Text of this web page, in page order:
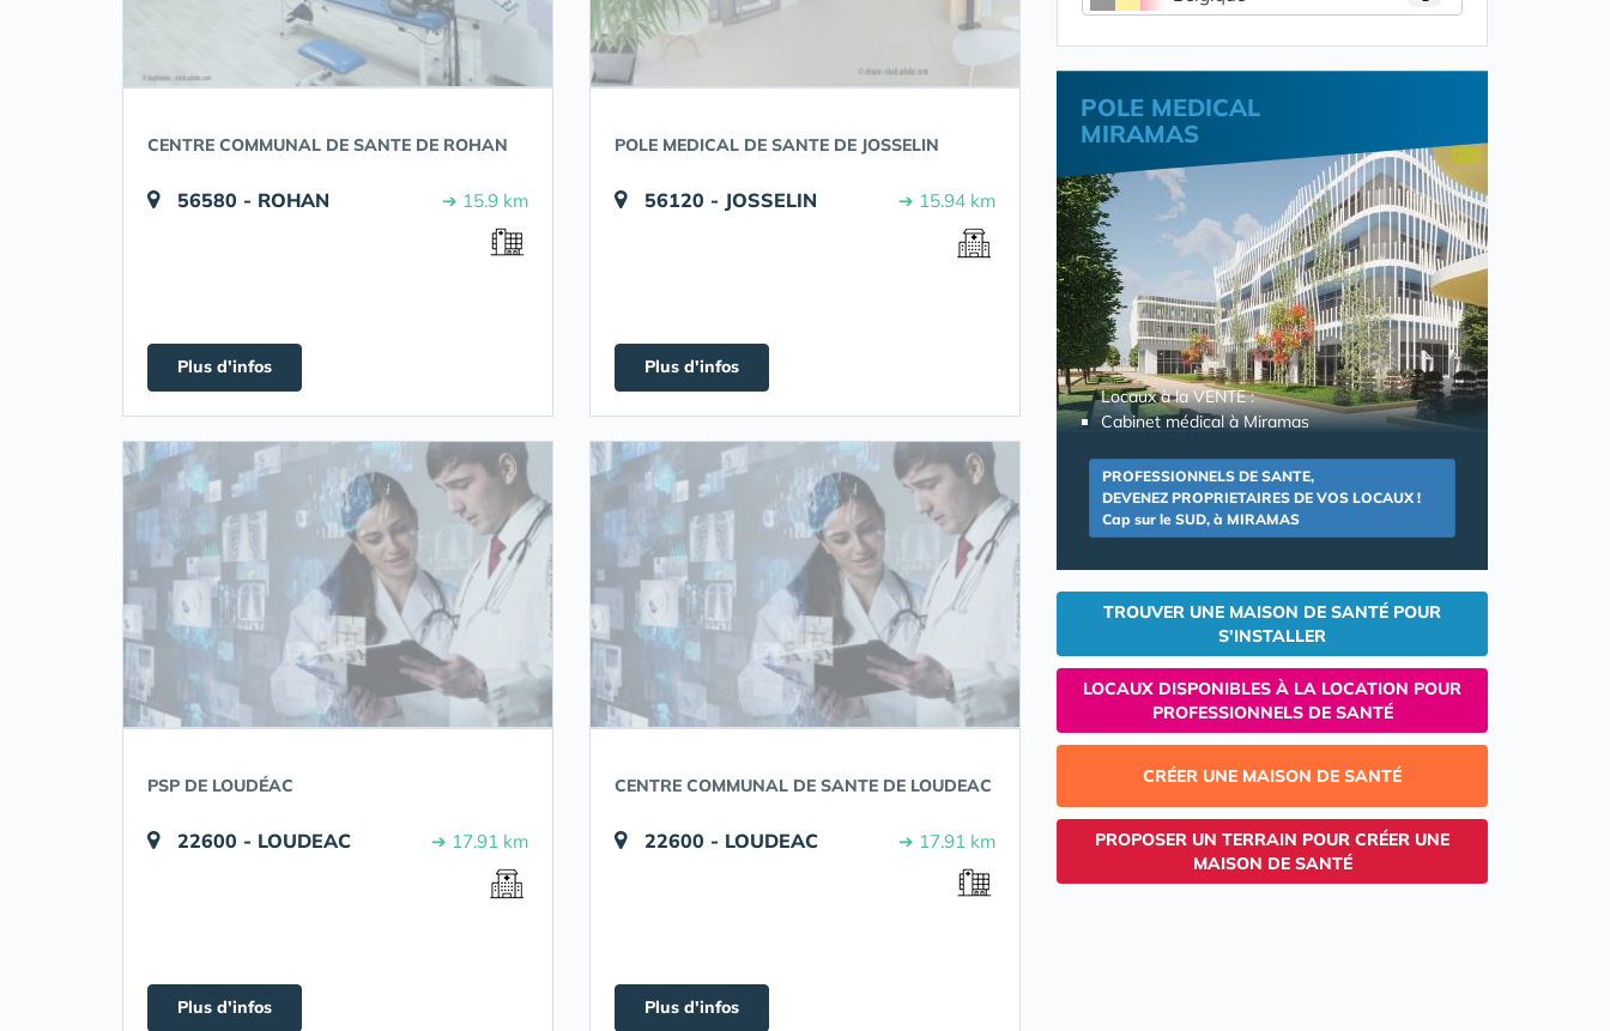
CENTRE COMMUNAL DE SANTE DE ROHAN
56580 - ROHAN ➔ 15.9 km
Plus d'infos
POLE MEDICAL DE SANTE DE JOSSELIN
56120 - JOSSELIN ➔ 15.94 km
Plus d'infos
PSP DE LOUDÉAC
22600 - LOUDEAC ➔ 17.91 km
Plus d'infos
CENTRE COMMUNAL DE SANTE DE LOUDEAC
22600 - LOUDEAC ➔ 17.91 km
Plus d'infos
POLE MEDICAL
MIRAMAS
Locaux à la VENTE :
Cabinet médical à Miramas
PROFESSIONNELS DE SANTE,
DEVENEZ PROPRIETAIRES DE VOS LOCAUX !
Cap sur le SUD, à MIRAMAS
TROUVER UNE MAISON DE SANTÉ POUR
S'INSTALLER
LOCAUX DISPONIBLES À LA LOCATION POUR
PROFESSIONNELS DE SANTÉ
CRÉER UNE MAISON DE SANTÉ
PROPOSER UN TERRAIN POUR CRÉER UNE
MAISON DE SANTÉ